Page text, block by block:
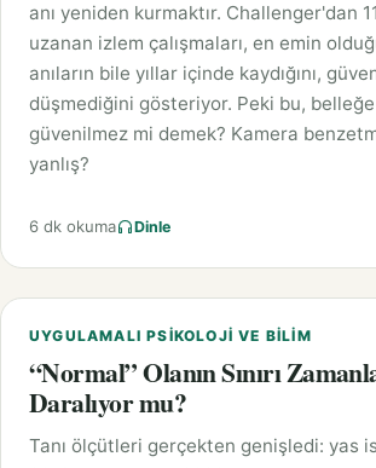
anı yeniden kurmaktır. Challenger'dan
uzanan izlem çalışmaları, en emin
anıların bile yıllar içinde kaydığını,
düşmediğini gösteriyor. Peki bu,
güvenilmez mi demek? Kamera
yanlış?
6 dk okuma Dinle
UYGULAMALI PSIKOLOJI VE BILIM
“Normal” Olanın Sınırı
Daralıyor mu?
Tanı ölçütleri gerçekten genişledi: yas